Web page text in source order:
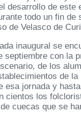
desarrollo de este
todo un fin de
de Velasco de
inaugural se
septiembre con la
de los
de la
esa jornada y
cientos los
cuecas que se